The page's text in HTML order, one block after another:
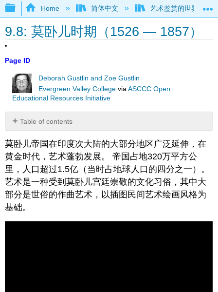
Expand/collapse global hierarchy
Home 简体中文 艺术鉴赏的世界视角
9.8: 莫卧儿时期（1526 — 1857）
Page ID
Deborah Gustlin and Zoe Gustlin
Evergreen Valley College viaASCCC Open
Educational Resources Initiative
Table of contents
No
headers
莫卧儿帝国在印度次大陆的大部分地区广泛延伸，在
黄金时代，艺术蓬勃发展。 帝国占地320万平方公
里，人口超过1.5亿（当时占地球人口的四分之一）。
艺术是一种受到莫卧儿宫廷崇敬的文化习俗，其中大
部分是世俗的作曲艺术，以插图民间艺术绘画风格为
基础。